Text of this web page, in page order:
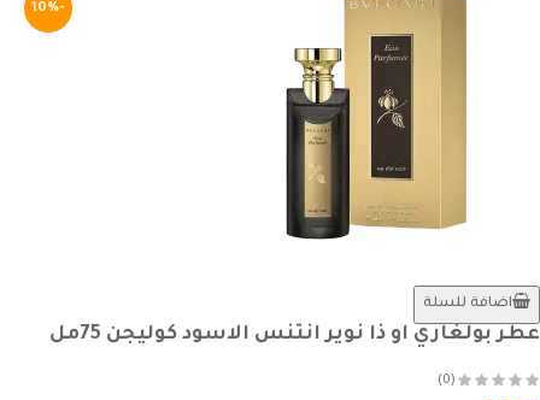
-10%
اضافة للسلة
عطر بولغاري او ذا نوير انتنس الاسود كوليجن 75مل
(0)